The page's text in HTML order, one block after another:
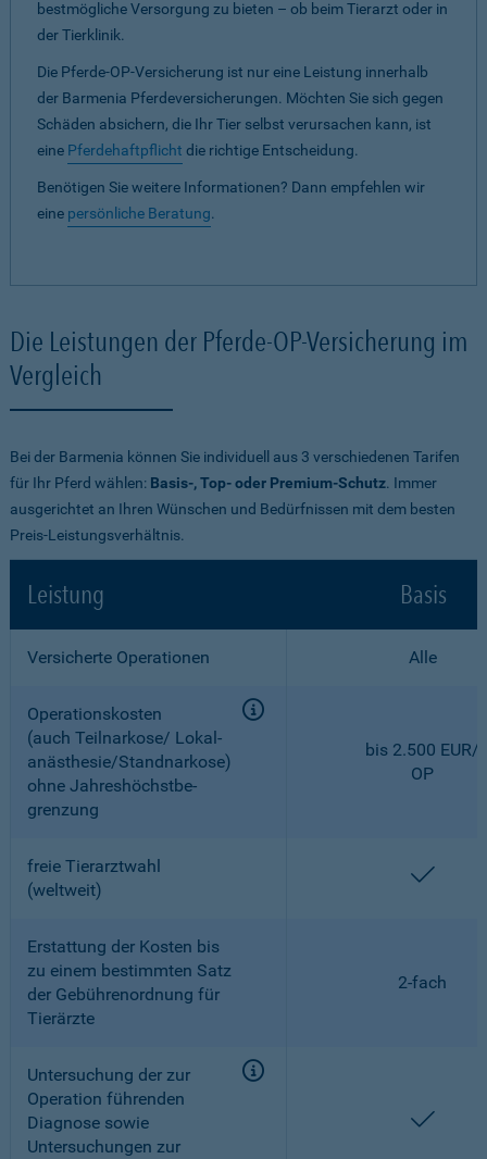
bestmögliche Versorgung zu bieten – ob beim Tierarzt oder in
der Tierklinik.
Die Pferde-OP-Versicherung ist nur eine Leistung innerhalb
der Barmenia Pferdeversicherungen. Möchten Sie sich gegen
Schäden absichern, die Ihr Tier selbst verursachen kann, ist
eine Pferdehaftpflicht die richtige Entscheidung.
Benötigen Sie weitere Informationen? Dann empfehlen wir
eine persönliche Beratung.
Die Leistungen der Pferde-OP-Versicherung im
Vergleich
Bei der Barmenia können Sie individuell aus 3 verschiedenen Tarifen
für Ihr Pferd wählen: Basis-, Top- oder Premium-Schutz. Immer
ausgerichtet an Ihren Wünschen und Bedürfnissen mit dem besten
Preis-Leistungsverhältnis.
Leistung Basis
Versicherte Operationen Alle
Operationskosten
(auch Teilnarkose/ Lokal­
anästhesie/Standnarkose)
ohne Jahreshöchstbe­
grenzung
bis 2.500 EUR/
OP
freie Tierarztwahl
(weltweit)
Erstattung der Kosten bis
zu einem bestimmten Satz
der Gebührenordnung für
Tierärzte
2-fach
Untersuchung der zur
Operation führenden
Diagnose sowie
Untersuchungen zur